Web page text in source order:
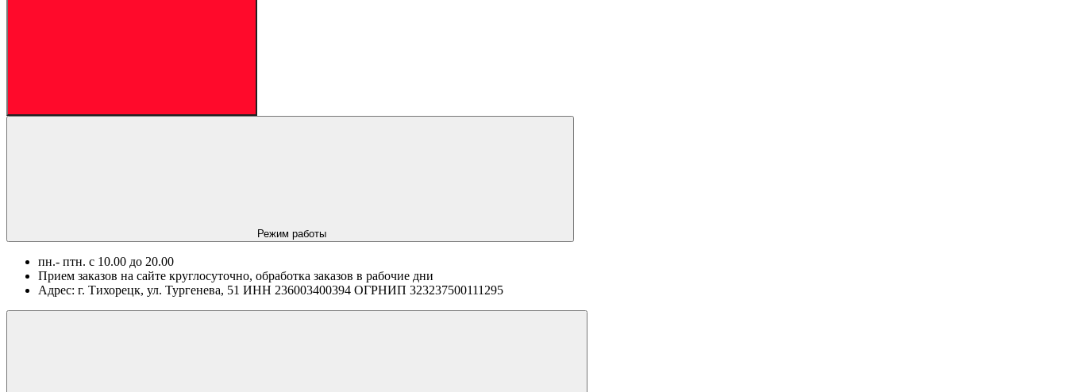
Режим работы
пн.- птн. c 10.00 до 20.00
Прием заказов на сайте круглосуточно, обработка заказов в рабочие дни
Адрес: г. Тихорецк, ул. Тургенева, 51 ИНН 236003400394 ОГРНИП 323237500111295